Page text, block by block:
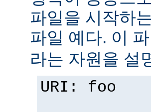
파일을 시작하
파일 예다. 이
라는 자원을 설
URI: foo